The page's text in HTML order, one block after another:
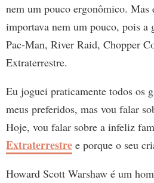
nem um pouco ergonômico. Mas
importava nem um pouco, pois a
Pac-Man, River Raid, Chopper
Extraterrestre.
Eu joguei praticamente todos os
meus preferidos, mas vou falar
Hoje, vou falar sobre a infeliz
Extraterrestre e porque o seu
Howard Scott Warshaw é um